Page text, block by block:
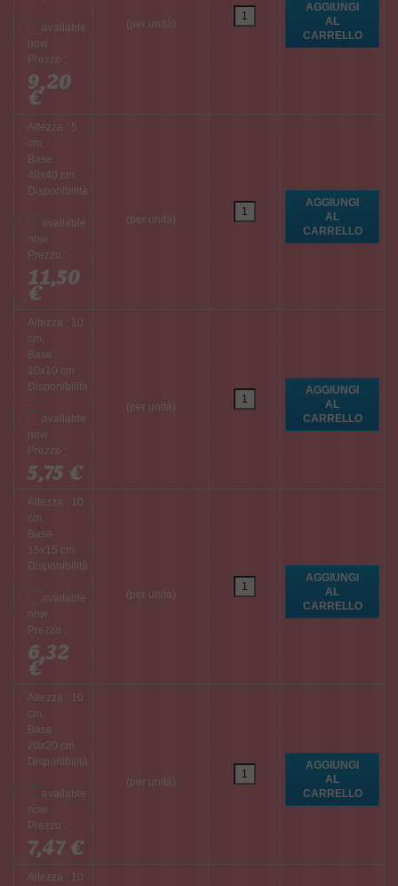
:
Prezzo :
9,20
€
(per unità)
Altezza : 5
cm,
Base :
40x40 cm
Disponibilità
:
Prezzo :
11,50
€
(per unità)
Altezza : 10
cm,
Base :
10x10 cm
Disponibilità
:
Prezzo :
5,75 €
(per unità)
Altezza : 10
cm,
Base :
15x15 cm
Disponibilità
:
Prezzo :
6,32
€
(per unità)
Altezza : 10
cm,
Base :
20x20 cm
Disponibilità
:
Prezzo :
7,47 €
(per unità)
Altezza : 10